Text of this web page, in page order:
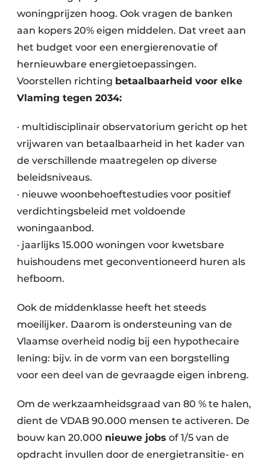
woningprijzen hoog. Ook vragen de banken
aan kopers 20% eigen middelen. Dat vreet aan
het budget voor een energierenovatie of
hernieuwbare energietoepassingen.
Voorstellen richting betaalbaarheid voor elke
Vlaming tegen 2034:
· multidisciplinair observatorium gericht op het
vrijwaren van betaalbaarheid in het kader van
de verschillende maatregelen op diverse
beleidsniveaus.
· nieuwe woonbehoeftestudies voor positief
verdichtingsbeleid met voldoende
woningaanbod.
· jaarlijks 15.000 woningen voor kwetsbare
huishoudens met geconventioneerd huren als
hefboom.
Ook de middenklasse heeft het steeds
moeilijker. Daarom is ondersteuning van de
Vlaamse overheid nodig bij een hypothecaire
lening: bijv. in de vorm van een borgstelling
voor een deel van de gevraagde eigen inbreng.
Om de werkzaamheidsgraad van 80 % te halen,
dient de VDAB 90.000 mensen te activeren. De
bouw kan 20.000 nieuwe jobs of 1/5 van de
opdracht invullen door de energietransitie- en